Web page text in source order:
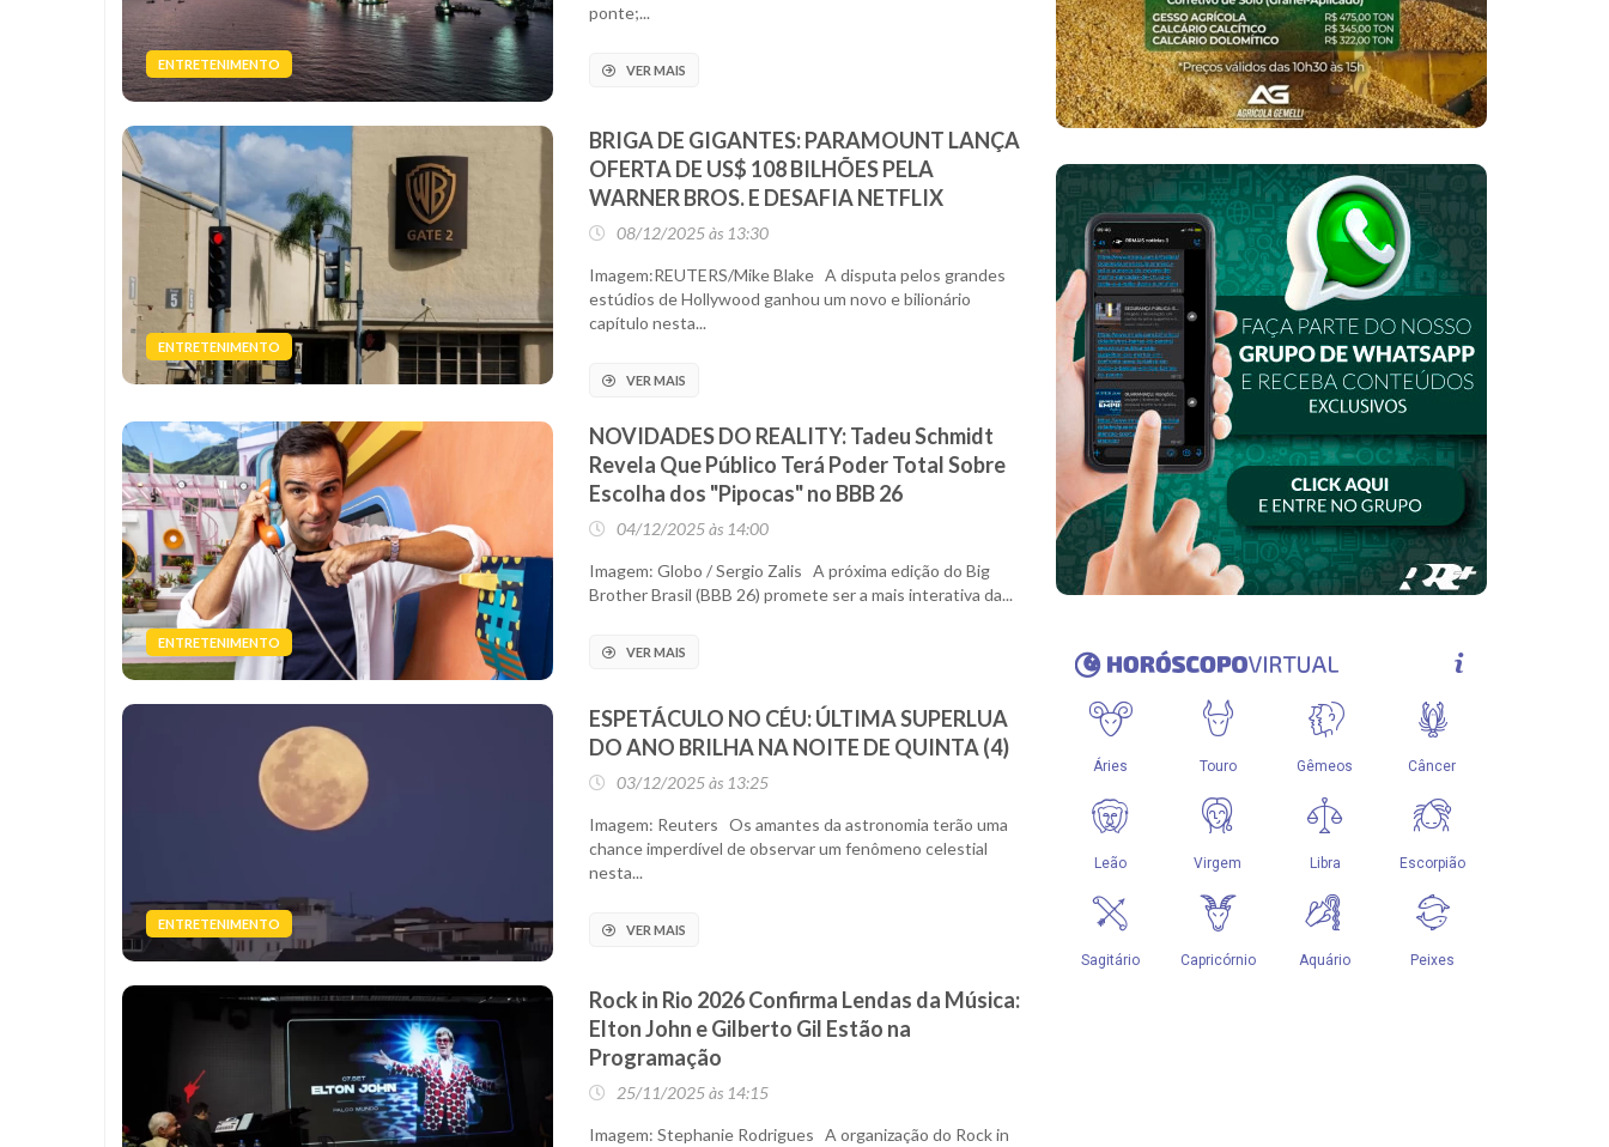
ENTRETENIMENTO
ponte;...
VER MAIS
ENTRETENIMENTO
BRIGA DE GIGANTES: PARAMOUNT LANÇA
OFERTA DE US$ 108 BILHÕES PELA
WARNER BROS. E DESAFIA NETFLIX
08/12/2025 às 13:30
Imagem:REUTERS/Mike Blake A disputa pelos grandes
estúdios de Hollywood ganhou um novo e bilionário
capítulo nesta...
VER MAIS
ENTRETENIMENTO
NOVIDADES DO REALITY: Tadeu Schmidt
Revela Que Público Terá Poder Total Sobre
Escolha dos "Pipocas" no BBB 26
04/12/2025 às 14:00
Imagem: Globo / Sergio Zalis A próxima edição do Big
Brother Brasil (BBB 26) promete ser a mais interativa da...
VER MAIS
ENTRETENIMENTO
ESPETÁCULO NO CÉU: ÚLTIMA SUPERLUA
DO ANO BRILHA NA NOITE DE QUINTA (4)
03/12/2025 às 13:25
Imagem: Reuters Os amantes da astronomia terão uma
chance imperdível de observar um fenômeno celestial
nesta...
VER MAIS
Rock in Rio 2026 Confirma Lendas da Música:
Elton John e Gilberto Gil Estão na
Programação
25/11/2025 às 14:15
Imagem: Stephanie Rodrigues A organização do Rock in